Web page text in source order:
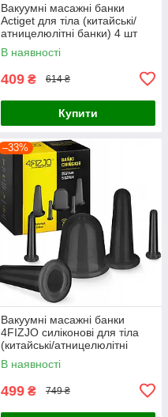
Вакуумні масажні банки
Actiget для тіла (китайські/
атницелюлітні банки) 4 шт
ACT0026 Blue
В наявності
409 ₴ 614 ₴
Купити
–33%
Вакуумні масажні банки
4FIZJO силіконові для тіла
(китайські/атницелюлітні
банки) 5 шт Black (P-
5907739314949)
В наявності
499 ₴ 749 ₴